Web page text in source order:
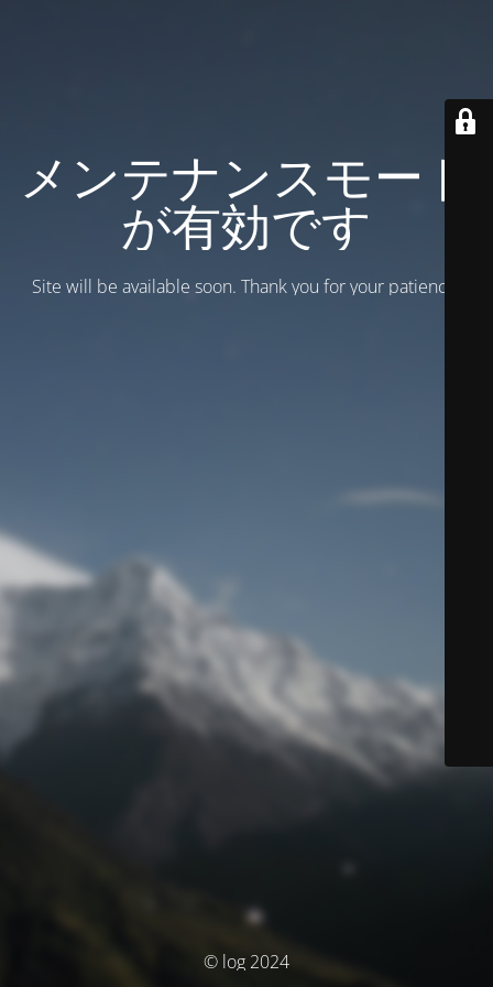
メンテナンスモード
が有効です
Site will be available soon. Thank you for your patience!
© log 2024